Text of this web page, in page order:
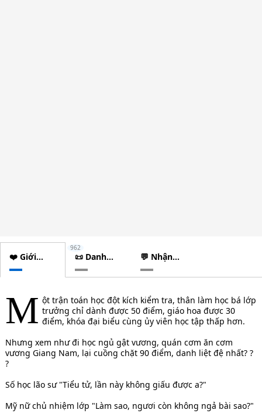
❤️ Giới
thiệu
📜 Danh
sách
chương
962
💬 Nhận
xét
M ột trận toán học đột kích kiểm tra, thân làm học bá lớp
trưởng chỉ dành được 50 điểm, giáo hoa được 30
điểm, khóa đại biểu cùng ủy viên học tập thấp hơn.
Nhưng xem như đi học ngủ gật vương, quán cơm ăn cơm
vương Giang Nam, lại cuồng chặt 90 điểm, danh liệt đệ nhất? ?
?
Số học lão sư "Tiểu tử, lần này không giấu được a?"
Mỹ nữ chủ nhiệm lớp "Làm sao, ngươi còn không ngả bài sao?"